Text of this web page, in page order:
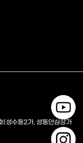
(성수동2가, 성동안심상가